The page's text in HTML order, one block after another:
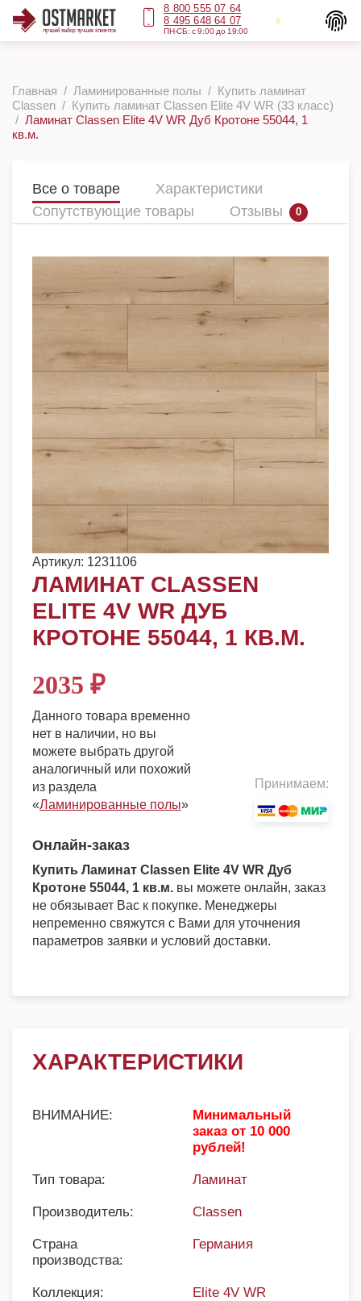
8 800 555 07 64
8 495 648 64 07
ПН-СБ: с 9:00 до 19:00
Главная Ламинированные полы
Купить ламинат
Classen
Купить ламинат Classen Elite 4V WR (33 класс)
Ламинат Classen Elite 4V WR Дуб Кротоне 55044, 1
кв.м.
Все о товаре
Характеристики
Сопутствующие товары
Отзывы 0
Артикул: 1231106
ЛАМИНАТ CLASSEN
ELITE 4V WR ДУБ
КРОТОНЕ 55044, 1 КВ.М.
2035 ₽
Данного товара временно
нет в наличии, но вы
можете выбрать другой
аналогичный или похожий
из раздела
«Ламинированные полы»
Принимаем:
Онлайн-заказ
Купить Ламинат Classen Elite 4V WR Дуб
Кротоне 55044, 1 кв.м. вы можете онлайн, заказ
не обязывает Вас к покупке. Менеджеры
непременно свяжутся с Вами для уточнения
параметров заявки и условий доставки.
ХАРАКТЕРИСТИКИ
ВНИМАНИЕ:
Минимальный
заказ от 10 000
рублей!
Тип товара: Ламинат
Производитель: Classen
Страна
производства:
Германия
Коллекция: Elite 4V WR